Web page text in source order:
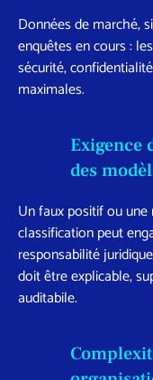
Données de marché,
enquêtes en cours :
sécurité,
maximales.
Exigence
des
Un faux positif ou une
classification peut
responsabilité
doit être explicable,
auditabile.